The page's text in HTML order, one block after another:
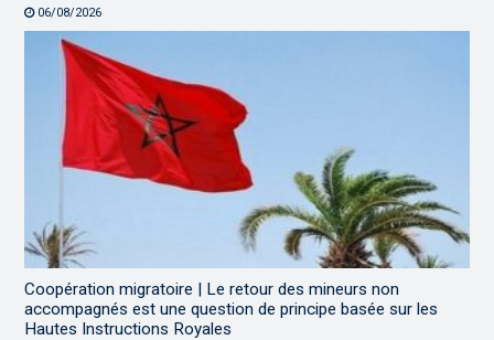
06/08/2026
Coopération migratoire | Le retour des mineurs non
accompagnés est une question de principe basée sur les
Hautes Instructions Royales